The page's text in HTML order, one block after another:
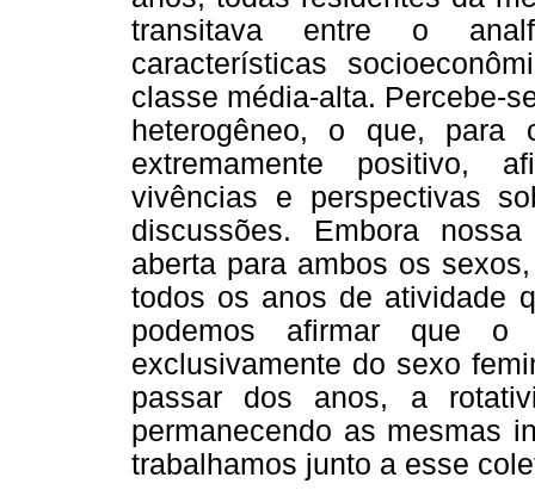
transitava entre o
características
classe média-alta. Percebe-
heterogêneo, o que, para
extremamente positivo,
vivências e perspectivas
discussões. Embora
aberta para ambos os
todos os anos de atividade
podemos afirmar que o
exclusivamente do sexo
passar dos anos, a
permanecendo as mesmas
trabalhamos junto a esse